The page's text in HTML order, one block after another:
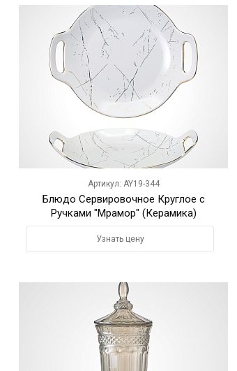
Артикул: AY19-344
Блюдо Сервировочное Круглое с
Ручками "Мрамор" (Керамика)
Узнать цену